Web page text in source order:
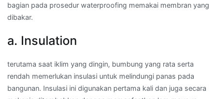
bagian pada prosedur waterproofing memakai membran yang
dibakar.
a. Insulation
terutama saat iklim yang dingin, bumbung yang rata serta
rendah memerlukan insulasi untuk melindungi panas pada
bangunan. Insulasi ini digunakan pertama kali dan juga secara